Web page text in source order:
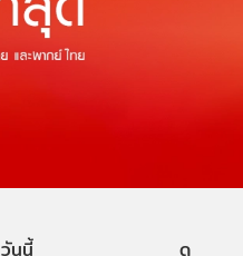
วันนี้ ดู